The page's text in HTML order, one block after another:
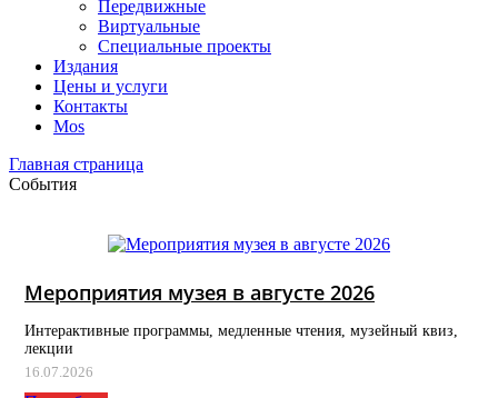
Передвижные
Виртуальные
Специальные проекты
Издания
Цены и услуги
Контакты
Mos
Главная страница
События
Мероприятия музея в августе 2026
Интерактивные программы, медленные чтения, музейный квиз,
лекции
16.07.2026